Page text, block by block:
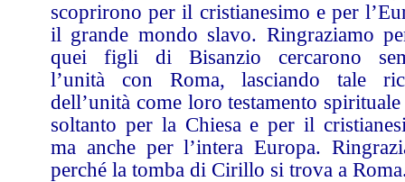
scoprirono per il cristianesimo e per
il grande mondo slavo. Ringraziamo
quei figli di Bisanzio cercarono
l’unità con Roma, lasciando tale
dell’unità come loro testamento
soltanto per la Chiesa e per il
ma anche per l’intera Europa.
perché la tomba di Cirillo si trova a